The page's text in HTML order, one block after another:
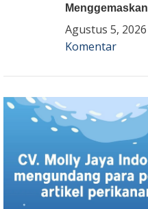
Menggemaskan
Agustus 5, 2026
Komentar